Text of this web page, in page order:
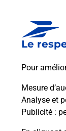
Le
Pour
Mesure
Analyse et
Publicité :
Est-il